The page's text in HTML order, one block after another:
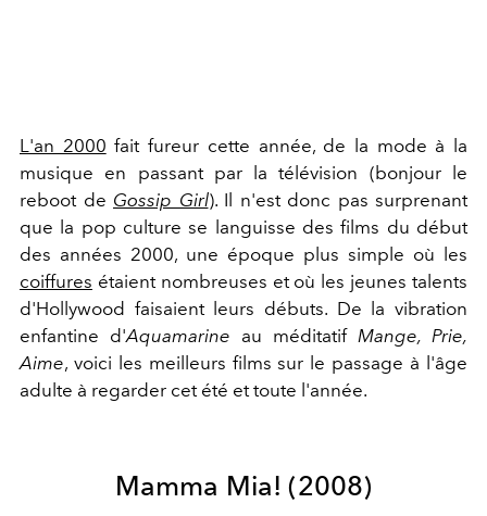
L'an 2000 fait fureur cette année, de la mode à la
musique en passant par la télévision (bonjour le
reboot de Gossip Girl). Il n'est donc pas surprenant
que la pop culture se languisse des films du début
des années 2000, une époque plus simple où les
coiffures étaient nombreuses et où les jeunes talents
d'Hollywood faisaient leurs débuts. De la vibration
enfantine d'Aquamarine au méditatif Mange, Prie,
Aime, voici les meilleurs films sur le passage à l'âge
adulte à regarder cet été et toute l'année.
Mamma Mia! (2008)